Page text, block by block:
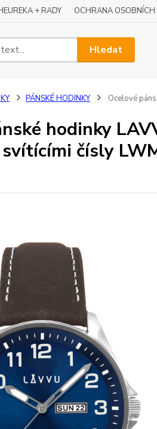
+ RADY OCHRANA OSOBNÍCH
Hledat
PÁNSKÉ HODINKY Ocelové
hodinky
čísly